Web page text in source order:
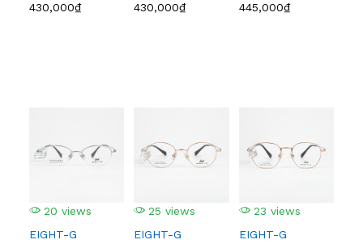
430,000₫
430,000₫
445,000₫
20 views
EIGHT-G
25 views
EIGHT-G
23 views
EIGHT-G